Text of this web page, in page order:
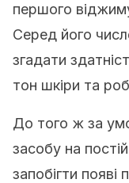
першого
Серед його
згадати
тон шкіри та
До того ж за
засобу на
запобігти появі